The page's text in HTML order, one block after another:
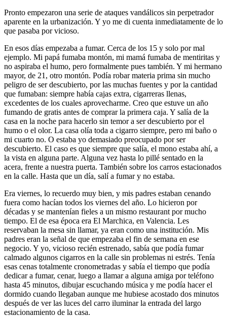
Pronto empezaron una serie de ataques vandálicos sin perpetrador
aparente en la urbanización. Y yo me di cuenta inmediatamente de lo
que pasaba por vicioso.
En esos días empezaba a fumar. Cerca de los 15 y solo por mal
ejemplo. Mi papá fumaba montón, mi mamá fumaba de mentiritas y
no aspiraba el humo, pero formalmente pues también. Y mi hermano
mayor, de 21, otro montón. Podía robar materia prima sin mucho
peligro de ser descubierto, por las muchas fuentes y por la cantidad
que fumaban: siempre había cajas extra, cigarreras llenas,
excedentes de los cuales aprovecharme. Creo que estuve un año
fumando de gratis antes de comprar la primera caja. Y salía de la
casa en la noche para hacerlo sin temor a ser descubierto por el
humo o el olor. La casa olía toda a cigarro siempre, pero mi baño o
mi cuarto no. O estaba yo demasiado preocupado por ser
descubierto. El caso es que siempre que salía, el mono estaba ahí, a
la vista en alguna parte. Alguna vez hasta lo pillé sentado en la
acera, frente a nuestra puerta. También sobre los carros estacionados
en la calle. Hasta que un día, salí a fumar y no estaba.
Era viernes, lo recuerdo muy bien, y mis padres estaban cenando
fuera como hacían todos los viernes del año. Lo hicieron por
décadas y se mantenían fieles a un mismo restaurant por mucho
tiempo. El de esa época era El Marchica, en Valencia. Les
reservaban la mesa sin llamar, ya eran como una institución. Mis
padres eran la señal de que empezaba el fin de semana en ese
negocio. Y yo, vicioso recién estrenado, sabía que podía fumar
calmado algunos cigarros en la calle sin problemas ni estrés. Tenía
esas cenas totalmente cronometradas y sabía el tiempo que podía
dedicar a fumar, cenar, luego a llamar a alguna amiga por teléfono
hasta 45 minutos, dibujar escuchando música y me podía hacer el
dormido cuando llegaban aunque me hubiese acostado dos minutos
después de ver las luces del carro iluminar la entrada del largo
estacionamiento de la casa.